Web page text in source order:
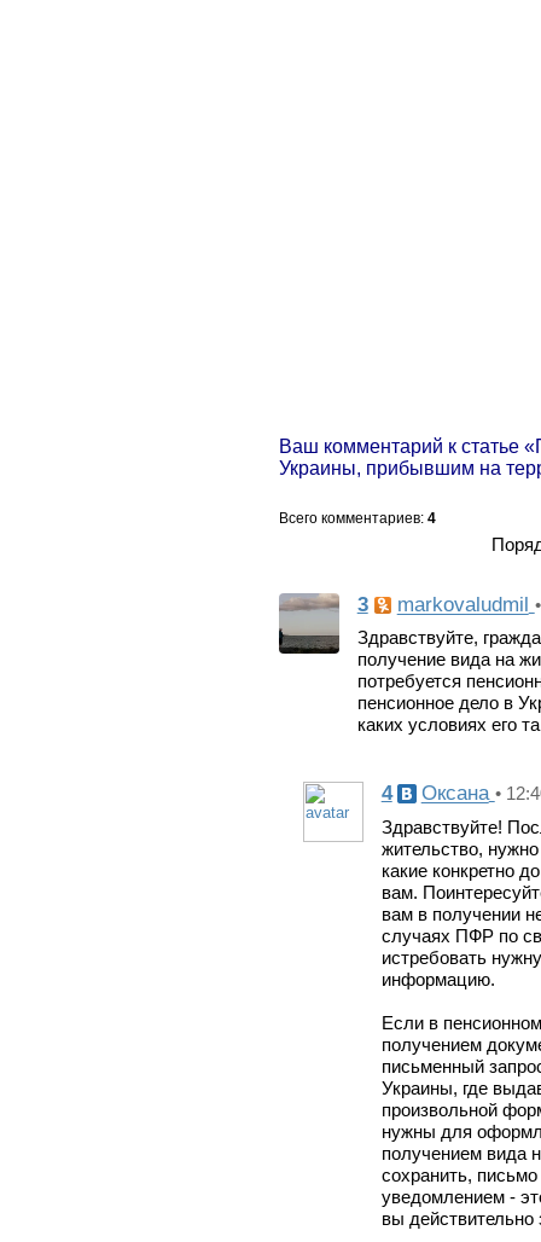
Ваш комментарий к статье
Украины, прибывшим на
Всего комментариев: 4
3 markovaludmil
Здравствуйте,
получение вида на
потребуется
пенсионное дело в
каких условиях его
4 Оксана •
Здравствуйте!
жительство,
какие конкретно
вам.
вам в получении
случаях ПФР по
истребовать
информацию.
Если в
получением
письменный
Украины, где
произвольной
нужны для
получением вида
сохранить,
уведомлением -
вы